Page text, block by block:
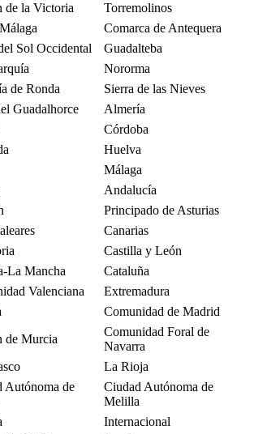
de la Victoria
Torremolinos
Comarca de Antequera
Sol Occidental
Guadalteba
Nororma
de Ronda
Sierra de las Nieves
Guadalhorce
Almería
Córdoba
Huelva
Málaga
Andalucía
Principado de Asturias
Canarias
Castilla y León
La Mancha
Cataluña
Valenciana
Extremadura
Comunidad de Madrid
de Murcia
Comunidad Foral de
Navarra
La Rioja
Autónoma de
Ciudad Autónoma de
Melilla
Internacional